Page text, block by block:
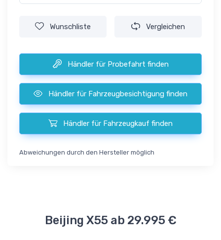
Wunschliste Vergleichen
Händler für Probefahrt finden
Händler für Fahrzeugbesichtigung finden
Händler für Fahrzeugkauf finden
Abweichungen durch den Hersteller möglich
Beijing X55 ab 29.995 €